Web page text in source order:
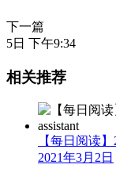
下一篇
5日 下午9:34
相关推荐
【每日阅读
2021年3月2日